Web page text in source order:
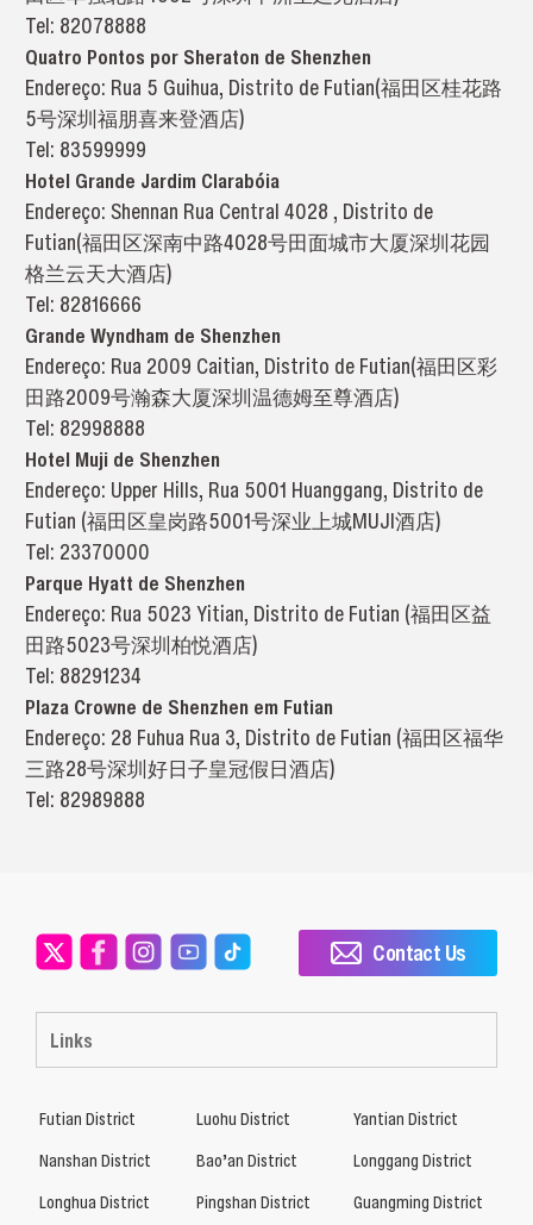
Tel: 82078888
Quatro Pontos por Sheraton de Shenzhen
Endereço: Rua 5 Guihua, Distrito de Futian(福田区桂花路
5号深圳福朋喜来登酒店)
Tel: 83599999
Hotel Grande Jardim Clarabóia
Endereço: Shennan Rua Central 4028 , Distrito de
Futian(福田区深南中路4028号田面城市大厦深圳花园
格兰云天大酒店)
Tel: 82816666
Grande Wyndham de Shenzhen
Endereço: Rua 2009 Caitian, Distrito de Futian(福田区彩
田路2009号瀚森大厦深圳温德姆至尊酒店)
Tel: 82998888
Hotel Muji de Shenzhen
Endereço: Upper Hills, Rua 5001 Huanggang, Distrito de
Futian (福田区皇岗路5001号深业上城MUJI酒店)
Tel: 23370000
Parque Hyatt de Shenzhen
Endereço: Rua 5023 Yitian, Distrito de Futian (福田区益
田路5023号深圳柏悦酒店)
Tel: 88291234
Plaza Crowne de Shenzhen em Futian
Endereço: 28 Fuhua Rua 3, Distrito de Futian (福田区福华
三路28号深圳好日子皇冠假日酒店)
Tel: 82989888
Links
Contact Us
Futian District Luohu District
Yantian District
Nanshan District
Bao’an District
Longgang District
Longhua District
Pingshan District Guangming District